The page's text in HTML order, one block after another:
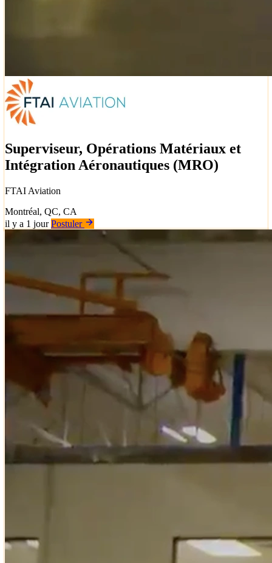
Superviseur, Opérations Matériaux et
Intégration Aéronautiques (MRO)
FTAI Aviation
Montréal, QC, CA
il y a 1 jour Postuler